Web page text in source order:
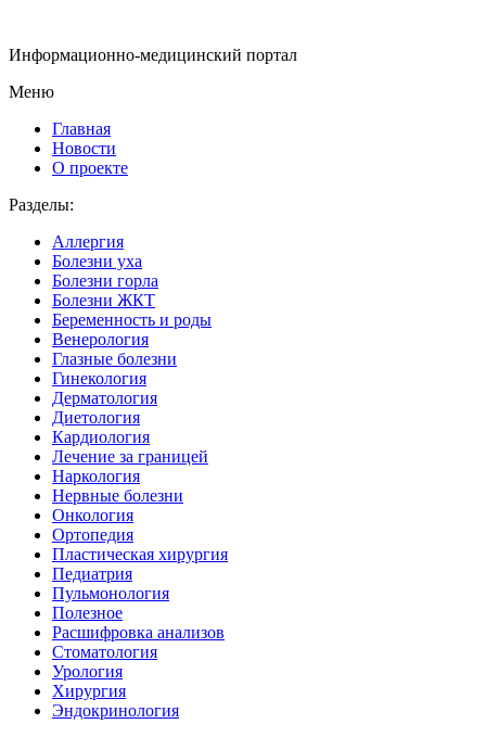
Информационно-медицинский портал
Меню
Главная
Новости
О проекте
Разделы:
Аллергия
Болезни уха
Болезни горла
Болезни ЖКТ
Беременность и роды
Венерология
Глазные болезни
Гинекология
Дерматология
Диетология
Кардиология
Лечение за границей
Наркология
Нервные болезни
Онкология
Ортопедия
Пластическая хирургия
Педиатрия
Пульмонология
Полезное
Расшифровка анализов
Стоматология
Урология
Хирургия
Эндокринология